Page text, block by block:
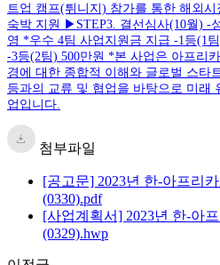
첨부파일
[공고문] 2023년 한-아프리
(0330).pdf
[사업계획서] 2023년 한-아
(0329).hwp